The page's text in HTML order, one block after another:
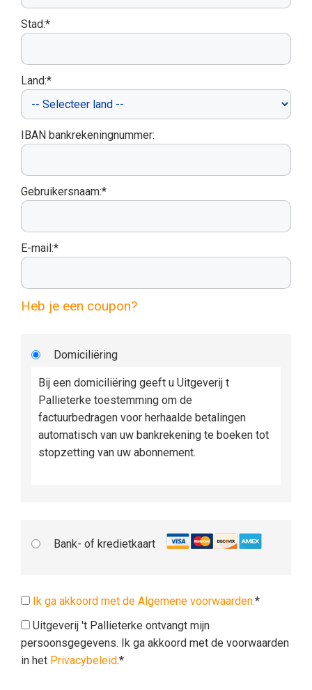
Stad:*
Land:*
IBAN bankrekeningnummer:
Gebruikersnaam:*
E-mail:*
Heb je een coupon?
Domiciliëring
Bij een domiciliëring geeft u Uitgeverij t
Pallieterke toestemming om de
factuurbedragen voor herhaalde betalingen
automatisch van uw bankrekening te boeken tot
stopzetting van uw abonnement.
Bank- of kredietkaart
Ik ga akkoord met de Algemene voorwaarden.*
Uitgeverij 't Pallieterke ontvangt mijn
persoonsgegevens. Ik ga akkoord met de voorwaarden
in het Privacybeleid.*